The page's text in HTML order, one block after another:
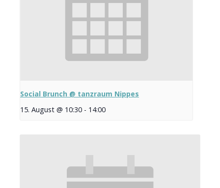
Social Brunch @ tanzraum Nippes
15. August @ 10:30 - 14:00